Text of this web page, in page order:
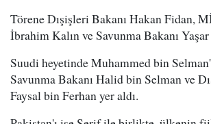
Törene Dışişleri Bakanı Hakan Fidan,
İbrahim Kalın ve Savunma Bakanı
Suudi heyetinde Muhammed bin
Savunma Bakanı Halid bin Selman ve
Faysal bin Ferhan yer aldı.